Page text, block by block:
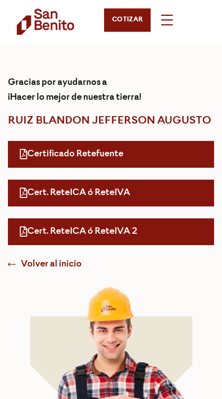
COTIZAR
Gracias por ayudarnos a
¡Hacer lo mejor de nuestra tierra!
RUIZ BLANDON JEFFERSON AUGUSTO
Certificado Retefuente
Cert. ReteICA ó ReteIVA
Cert. ReteICA ó ReteIVA 2
Volver al inicio